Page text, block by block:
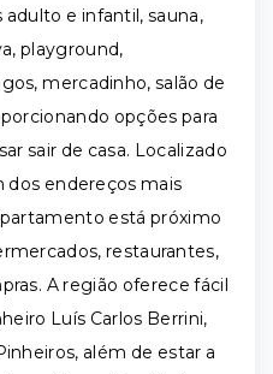
adulto e infantil, sauna,
playground,
mercadinho, salão de
opções para
sair de casa. Localizado
dos endereços mais
está próximo
restaurantes,
A região oferece fácil
Luís Carlos Berrini,
além de estar a